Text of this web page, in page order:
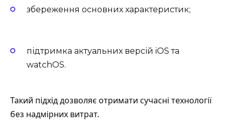
збереження основних характеристик;
підтримка актуальних версій iOS та
watchOS.
Такий підхід дозволяє отримати сучасні технології
без надмірних витрат.